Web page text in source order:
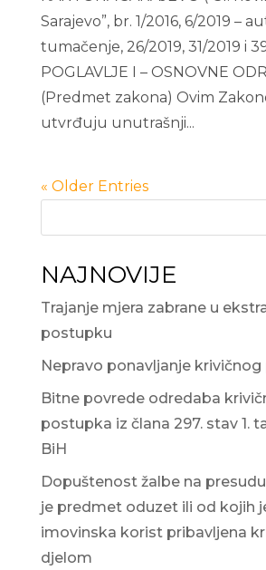
Sarajevo”, br. 1/2016, 6/2019 –
tumačenje, 26/2019, 31/2019 i
POGLAVLJE I – OSNOVNE
(Predmet zakona) Ovim
utvrđuju unutrašnji...
« Older Entries
NAJNOVIJE
Trajanje mjera zabrane u
postupku
Nepravo ponavljanje
Bitne povrede odredaba
postupka iz člana 297. stav 1.
BiH
Dopuštenost žalbe na
je predmet oduzet ili od kojih
imovinska korist pribavljena
djelom